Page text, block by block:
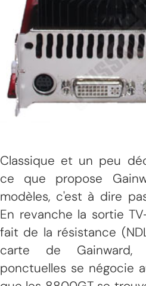
Classique et un peu
ce que propose
modèles, c'est à dire
En revanche la sortie
fait de la résistance
carte de Gainward,
ponctuelles se négocie